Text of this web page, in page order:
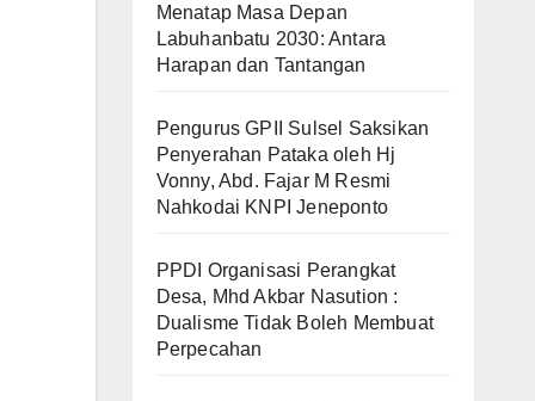
Menatap Masa Depan
Labuhanbatu 2030: Antara
Harapan dan Tantangan
Pengurus GPII Sulsel Saksikan
Penyerahan Pataka oleh Hj
Vonny, Abd. Fajar M Resmi
Nahkodai KNPI Jeneponto
PPDI Organisasi Perangkat
Desa, Mhd Akbar Nasution :
Dualisme Tidak Boleh Membuat
Perpecahan